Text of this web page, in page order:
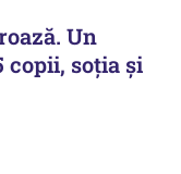
Un
copii, soţia şi